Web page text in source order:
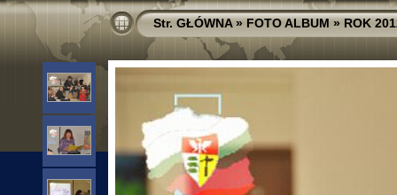
Str. GŁÓWNA»FOTO ALBUM»ROK